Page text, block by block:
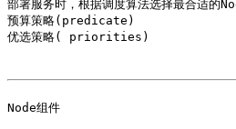
部署服务时，根据调度算法选择最合适的
预算策略(predicate)
优选策略( priorities)
Node组件